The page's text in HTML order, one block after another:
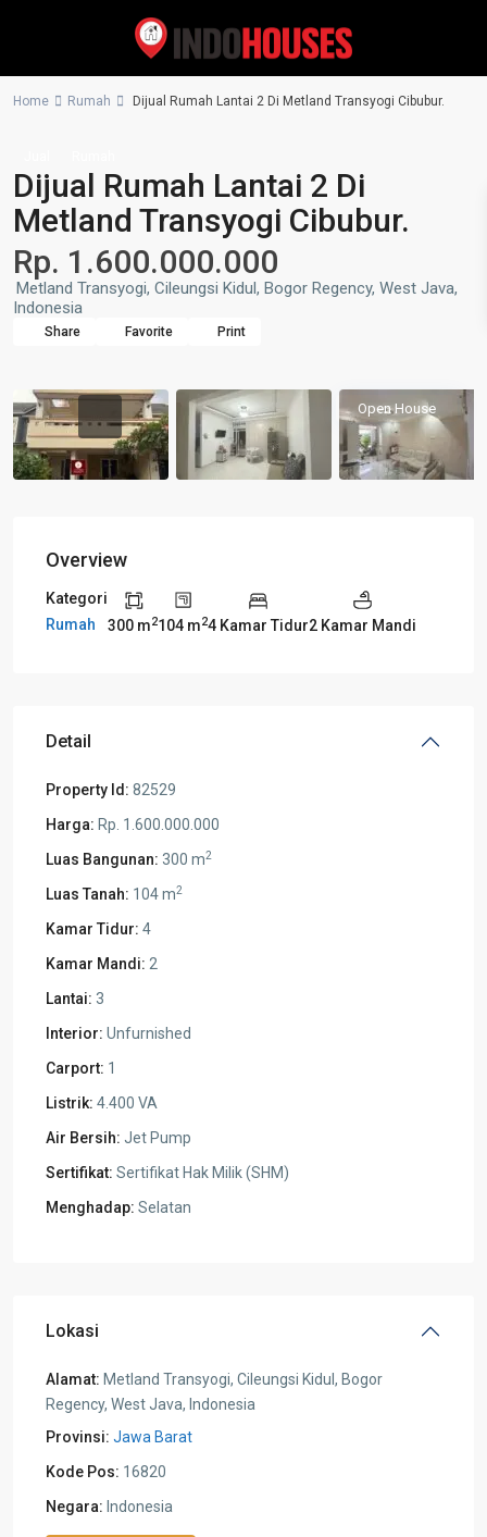
Home Rumah Dijual Rumah Lantai 2 Di Metland Transyogi Cibubur.
Dijual Rumah Lantai 2 Di
Metland Transyogi Cibubur.
Rp. 1.600.000.000
Metland Transyogi, Cileungsi Kidul, Bogor Regency, West Java,
Indonesia
Share Favorite Print
Open House
Overview
Kategori
Rumah
300 m2104 m24 Kamar Tidur2 Kamar Mandi
Detail
Property Id: 82529
Harga: Rp. 1.600.000.000
Luas Bangunan: 300 m2
Luas Tanah: 104 m2
Kamar Tidur: 4
Kamar Mandi: 2
Lantai: 3
Interior: Unfurnished
Carport: 1
Listrik: 4.400 VA
Air Bersih: Jet Pump
Sertifikat: Sertifikat Hak Milik (SHM)
Menghadap: Selatan
Lokasi
Alamat: Metland Transyogi, Cileungsi Kidul, Bogor
Regency, West Java, Indonesia
Provinsi: Jawa Barat
Kode Pos: 16820
Negara: Indonesia